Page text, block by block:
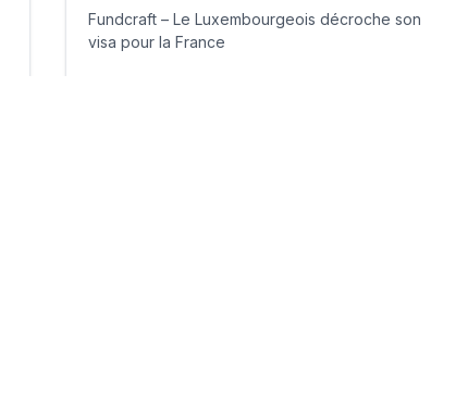
Fundcraft – Le Luxembourgeois décroche son
visa pour la France